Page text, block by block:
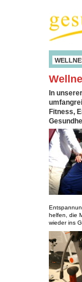
In
Fitness,
helfen, die
wieder ins